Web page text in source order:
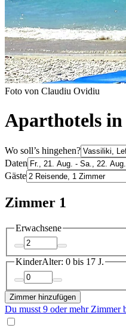
Foto von Claudiu Ovidiu
Aparthotels
Wo soll’s hingehen?
Daten
Gäste
Zimmer 1
Erwachsene
KinderAlter: 0 bis 17 J.
Zimmer hinzufügen
Du musst 9 oder mehr Zimmer